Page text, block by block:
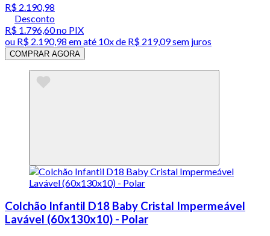
R$ 2.190,98
Desconto
R$ 1.796,60no PIX
ou R$ 2.190,98 em até 10x de R$ 219,09 sem juros
COMPRAR AGORA
Colchão Infantil D18 Baby Cristal Impermeável
Lavável (60x130x10) - Polar